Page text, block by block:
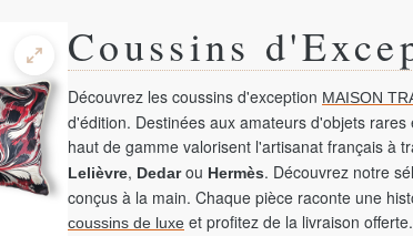
Coussins
Découvrez les coussins d'exception MAISON
d'édition. Destinées aux amateurs d'objets
haut de gamme valorisent l'artisanat français à
Lelièvre, Dedarou Hermès. Découvrez notre
conçus à la main. Chaque pièce raconte une
coussins de luxe et profitez de la livraison offerte.